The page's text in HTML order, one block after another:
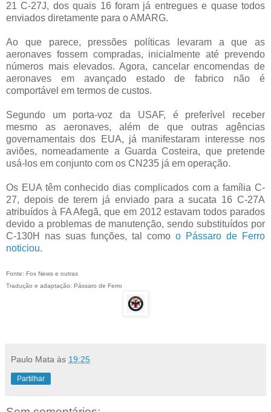
21 C-27J, dos quais 16 foram já entregues e quase todos
enviados diretamente para o AMARG.
Ao que parece, pressões políticas levaram a que as
aeronaves fossem compradas, inicialmente até prevendo
números mais elevados. Agora, cancelar encomendas de
aeronaves em avançado estado de fabrico não é
comportável em termos de custos.
Segundo um porta-voz da USAF, é preferível receber
mesmo as aeronaves, além de que outras agências
governamentais dos EUA, já manifestaram interesse nos
aviões, nomeadamente a Guarda Costeira, que pretende
usá-los em conjunto com os CN235 já em operação.
Os EUA têm conhecido dias complicados com a família C-
27, depois de terem já enviado para a sucata 16 C-27A
atribuídos à FA Afegã, que em 2012 estavam todos parados
devido a problemas de manutenção, sendo substituídos por
C-130H nas suas funções, tal como o Pássaro de Ferro
noticiou.
Fonte: Fox News e outras
Tradução e adaptação: Pássaro de Ferro
Paulo Mata às 19:25
Partilhar